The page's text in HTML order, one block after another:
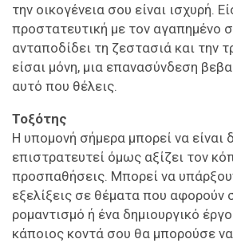
την οικογένεια σου είναι ισχυρή.
προστατευτική με τον αγαπημένο
ανταποδίδει τη ζεστασιά και την
είσαι μόνη, μια επανασύνδεση
αυτό που θέλεις.
Τοξότης
Η υπομονή σήμερα μπορεί να είναι
επιστρατευτεί όμως αξίζει τον
προσπαθήσεις. Μπορεί να
εξελίξεις σε θέματα που αφορούν
ρομαντισμό ή ένα δημιουργικό
κάποιος κοντά σου θα μπορούσε να